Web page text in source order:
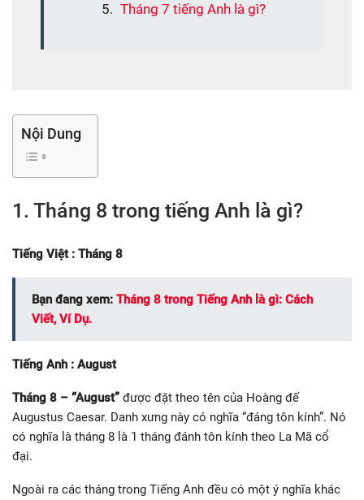
Tháng 7 tiếng Anh là gì?
Nội Dung
1. Tháng 8 trong tiếng Anh là gì?
Tiếng Việt : Tháng 8
Bạn đang xem: Tháng 8 trong Tiếng Anh là gì: Cách
Viết, Ví Dụ.
Tiếng Anh : August
Tháng 8 – “August” được đặt theo tên của Hoàng đế
Augustus Caesar. Danh xưng này có nghĩa “đáng tôn kính”. Nó
có nghĩa là tháng 8 là 1 tháng đánh tôn kính theo La Mã cổ
đại.
Ngoài ra các tháng trong Tiếng Anh đều có một ý nghĩa khác